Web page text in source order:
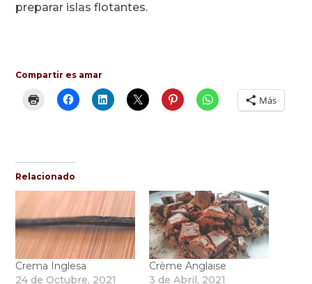
preparar islas flotantes.
Compartir es amar
Más
Relacionado
Crema Inglesa
24 de Octubre, 2021
Crème Anglaise
3 de Abril, 2021